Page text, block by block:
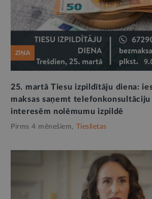
ZIŅA
25. martā Tiesu izpildītāju diena:
maksas saņemt telefonkonsultāciju
interesēm nolēmumu izpildē
Pirms 4 mēnešiem, Tieslietas